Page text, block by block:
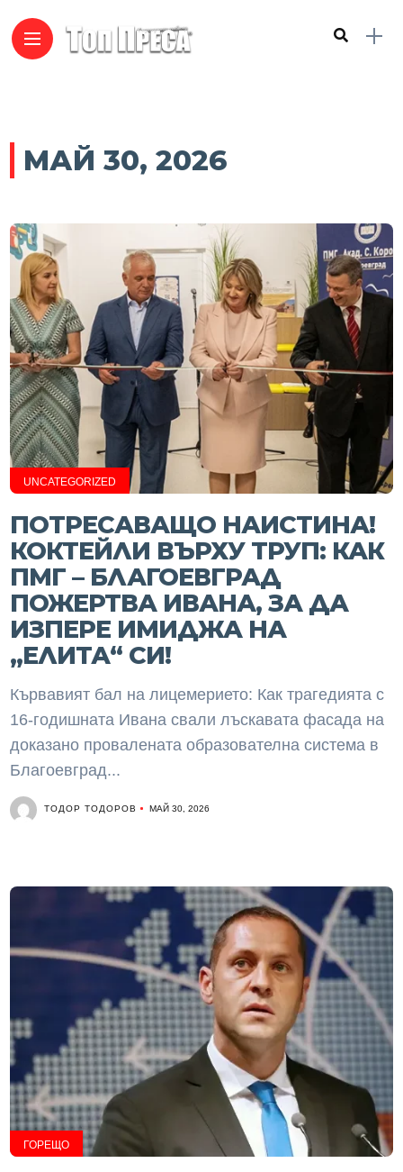
МАЙ 30, 2026
UNCATEGORIZED
ПОТРЕСАВАЩО НАИСТИНА!
КОКТЕЙЛИ ВЪРХУ ТРУП: КАК
ПМГ – БЛАГОЕВГРАД
ПОЖЕРТВА ИВАНА, ЗА ДА
ИЗПЕРЕ ИМИДЖА НА
„ЕЛИТА“ СИ!
Кървавият бал на лицемерието: Как трагедията с
16-годишната Ивана свали лъскавата фасада на
доказано провалената образователна система в
Благоевград...
ТОДОР ТОДОРОВ МАЙ 30, 2026
ГОРЕЩО